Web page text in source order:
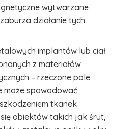
wytwarzane
działanie tych
implantów lub ciał
z materiałów
– rzeczone pole
może spowodować
tkanek
obiektów takich jak śrut,